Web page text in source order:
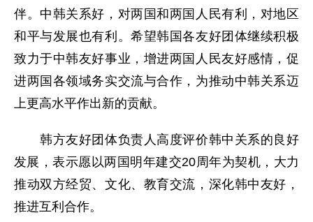
伴。中韩关系好，对两国和两国人民有利，对地区
和平与发展也有利。希望韩国各友好团体继续积极
致力于中韩友好事业，增进两国人民友好感情，促
进两国各领域务实交流与合作，为推动中韩关系迈
上更高水平作出新的贡献。
韩方友好团体负责人高度评价韩中关系的良好
发展，表示愿以两国明年建交20周年为契机，大力
推动双方经贸、文化、教育交流，深化韩中友好，
推进互利合作。